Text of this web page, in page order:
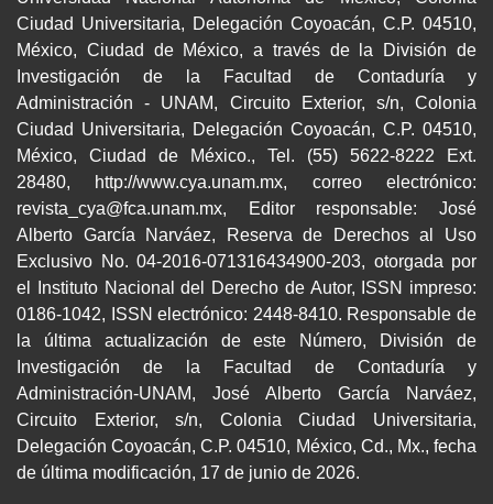
Ciudad Universitaria, Delegación Coyoacán, C.P. 04510,
México, Ciudad de México, a través de la División de
Investigación de la Facultad de Contaduría y
Administración - UNAM, Circuito Exterior, s/n, Colonia
Ciudad Universitaria, Delegación Coyoacán, C.P. 04510,
México, Ciudad de México., Tel. (55) 5622-8222 Ext.
28480, http://www.cya.unam.mx, correo electrónico:
revista_cya@fca.unam.mx, Editor responsable: José
Alberto García Narváez, Reserva de Derechos al Uso
Exclusivo No. 04-2016-071316434900-203, otorgada por
el Instituto Nacional del Derecho de Autor, ISSN impreso:
0186-1042, ISSN electrónico: 2448-8410. Responsable de
la última actualización de este Número, División de
Investigación de la Facultad de Contaduría y
Administración-UNAM, José Alberto García Narváez,
Circuito Exterior, s/n, Colonia Ciudad Universitaria,
Delegación Coyoacán, C.P. 04510, México, Cd., Mx., fecha
de última modificación, 17 de junio de 2026.